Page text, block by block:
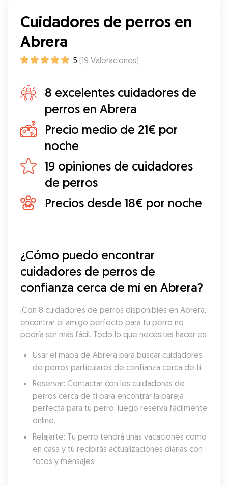
Cuidadores de perros en
Abrera
5 (19 Valoraciones)
8 excelentes cuidadores de
perros en Abrera
Precio medio de 21€ por
noche
19 opiniones de cuidadores
de perros
Precios desde 18€ por noche
¿Cómo puedo encontrar
cuidadores de perros de
confianza cerca de mí en Abrera?
¡Con 8 cuidadores de perros disponibles en Abrera,
encontrar el amigo perfecto para tu perro no
podría ser más fácil. Todo lo que necesitas hacer es:
Usar el mapa de Abrera para buscar cuidadores
de perros particulares de confianza cerca de ti.
Reservar: Contactar con los cuidadores de
perros cerca de ti para encontrar la pareja
perfecta para tu perro, luego reserva fácilmente
online.
Relajarte: Tu perro tendrá unas vacaciones como
en casa y tú recibirás actualizaciones diarias con
fotos y mensajes.